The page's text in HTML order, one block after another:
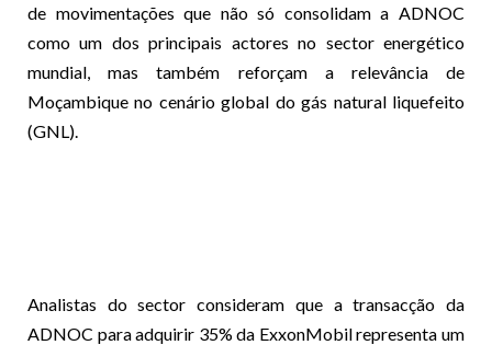
de movimentações que não só consolidam a ADNOC
como um dos principais actores no sector energético
mundial, mas também reforçam a relevância de
Moçambique no cenário global do gás natural liquefeito
(GNL).
Analistas do sector consideram que a transacção da
ADNOC para adquirir 35% da ExxonMobil representa um